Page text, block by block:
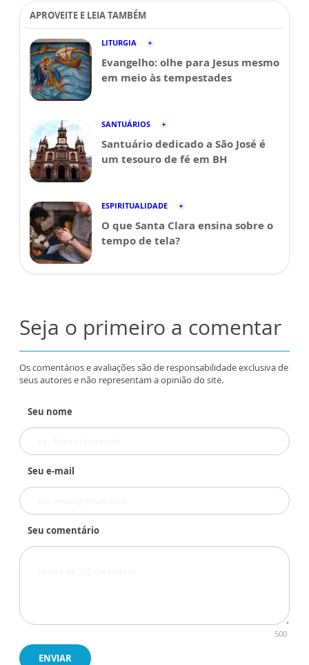
APROVEITE E LEIA TAMBÉM
LITURGIA
Evangelho: olhe para Jesus mesmo
em meio às tempestades
SANTUÁRIOS
Santuário dedicado a São José é
um tesouro de fé em BH
ESPIRITUALIDADE
O que Santa Clara ensina sobre o
tempo de tela?
Seja o primeiro a comentar
Os comentários e avaliações são de responsabilidade exclusiva de
seus autores e não representam a opinião do site.
Seu nome
Seu e-mail
Seu comentário
500
ENVIAR